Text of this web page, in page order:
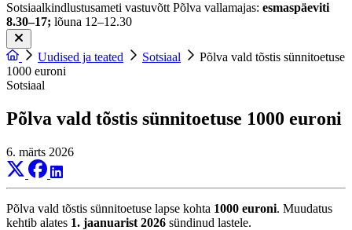
Sotsiaalkindlustusameti vastuvõtt Põlva vallamajas: esmaspäeviti
8.30–17; lõuna 12–12.30
Uudised ja teated Sotsiaal
Põlva vald tõstis sünnitoetuse
1000 euroni
Sotsiaal
Põlva vald tõstis sünnitoetuse 1000 euroni
6. märts 2026
Põlva vald tõstis sünnitoetuse lapse kohta 1000 euroni. Muudatus
kehtib alates 1. jaanuarist 2026 sündinud lastele.